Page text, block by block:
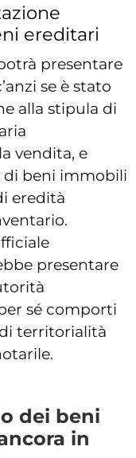
ereditari
presentare
se è stato
alla stipula di
vendita, e
di beni immobili
eredità
presentare
sé comporti
territorialità
dei beni
in